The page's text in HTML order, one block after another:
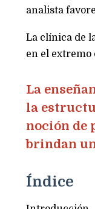
analista
La clínica de
en el extremo
La
la
noción de
brindan
Índice